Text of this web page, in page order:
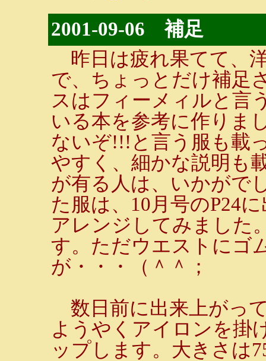
2001-09-06 補足
昨日は疲れ果てて、
で、ちょっとだけ補足
スはフィーメィルと言
いる本を参考に作りま
ないぞ!!!と言う服も載
やすく、細かな説明も
が有る人は、いかがで
た服は、10月号のP24
アレンジしてみました
す。ただウエストにゴ
が・・・（＾＾；
数日前に出来上がっ
ようやくアイロンを掛
ップします。大きさは